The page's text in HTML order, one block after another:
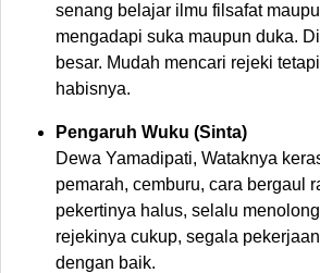
senang belajar ilmu filsafat
mengadapi suka maupun duka.
besar. Mudah mencari rejeki
habisnya.
Pengaruh Wuku (Sinta)
Dewa Yamadipati, Wataknya
pemarah, cemburu, cara bergaul
pekertinya halus, selalu
rejekinya cukup, segala
dengan baik.